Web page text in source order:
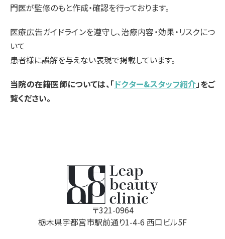
門医が監修のもと作成・確認を行っております。
医療広告ガイドラインを遵守し、治療内容・効果・リスクにつ
いて
患者様に誤解を与えない表現で掲載しています。
当院の在籍医師については、「ドクター&スタッフ紹介」をご
覧ください。
〒321-0964
栃木県宇都宮市駅前通り1-4-6 西口ビル5F